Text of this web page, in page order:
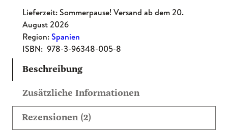
Kundenbewe
rtungen
h
a
n
b
u
h
C
Lieferzeit: Sommerpause! Versand ab dem 20.
August 2026
Region:Spanien
ISBN: 978-3-96348-005-8
Beschreibung
Zusätzliche Informationen
Rezensionen (2)